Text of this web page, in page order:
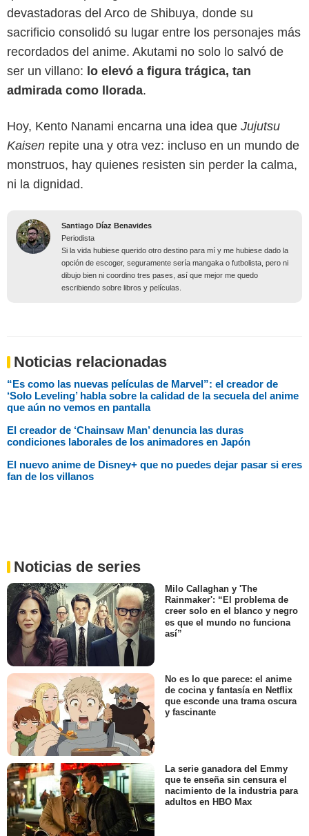
devastadoras del Arco de Shibuya, donde su
sacrificio consolidó su lugar entre los personajes más
recordados del anime. Akutami no solo lo salvó de
ser un villano: lo elevó a figura trágica, tan
admirada como llorada.
Hoy, Kento Nanami encarna una idea que Jujutsu
Kaisen repite una y otra vez: incluso en un mundo de
monstruos, hay quienes resisten sin perder la calma,
ni la dignidad.
Santiago Díaz Benavides
Periodista
Si la vida hubiese querido otro destino para mí y me hubiese dado la
opción de escoger, seguramente sería mangaka o futbolista, pero ni
dibujo bien ni coordino tres pases, así que mejor me quedo
escribiendo sobre libros y películas.
Noticias relacionadas
“Es como las nuevas películas de Marvel”: el creador de
‘Solo Leveling’ habla sobre la calidad de la secuela del anime
que aún no vemos en pantalla
El creador de ‘Chainsaw Man’ denuncia las duras
condiciones laborales de los animadores en Japón
El nuevo anime de Disney+ que no puedes dejar pasar si eres
fan de los villanos
Noticias de series
Milo Callaghan y 'The
Rainmaker': “El problema de
creer solo en el blanco y negro
es que el mundo no funciona
así”
No es lo que parece: el anime
de cocina y fantasía en Netflix
que esconde una trama oscura
y fascinante
La serie ganadora del Emmy
que te enseña sin censura el
nacimiento de la industria para
adultos en HBO Max